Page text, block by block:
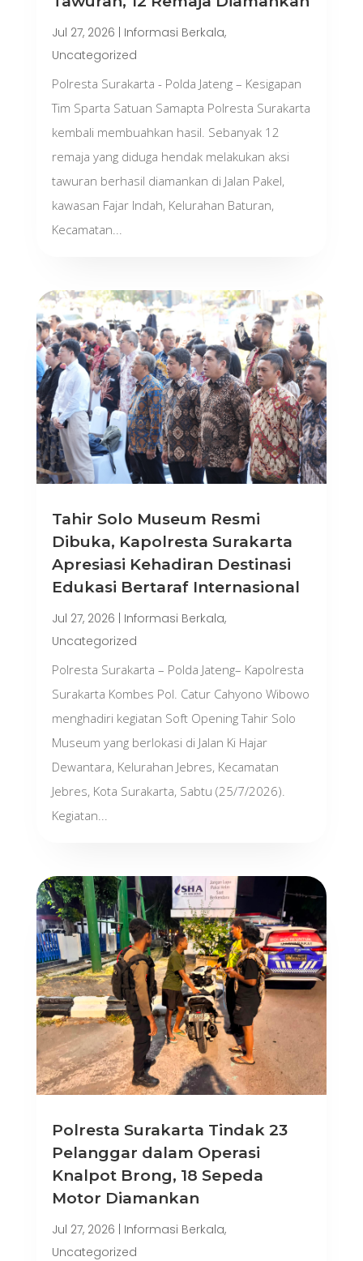
Jul 27, 2026 | Informasi Berkala,
Uncategorized
Polresta Surakarta - Polda Jateng – Kesigapan
Tim Sparta Satuan Samapta Polresta Surakarta
kembali membuahkan hasil. Sebanyak 12
remaja yang diduga hendak melakukan aksi
tawuran berhasil diamankan di Jalan Pakel,
kawasan Fajar Indah, Kelurahan Baturan,
Kecamatan...
Tahir Solo Museum Resmi
Dibuka, Kapolresta Surakarta
Apresiasi Kehadiran Destinasi
Edukasi Bertaraf Internasional
Jul 27, 2026 Informasi Berkala,
Uncategorized
Polresta Surakarta – Polda Jateng– Kapolresta
Surakarta Kombes Pol. Catur Cahyono Wibowo
menghadiri kegiatan Soft Opening Tahir Solo
Museum yang berlokasi di Jalan Ki Hajar
Dewantara, Kelurahan Jebres, Kecamatan
Jebres, Kota Surakarta, Sabtu (25/7/2026).
Kegiatan...
Polresta Surakarta Tindak 23
Pelanggar dalam Operasi
Knalpot Brong, 18 Sepeda
Motor Diamankan
Jul 27, 2026 | Informasi Berkala,
Uncategorized